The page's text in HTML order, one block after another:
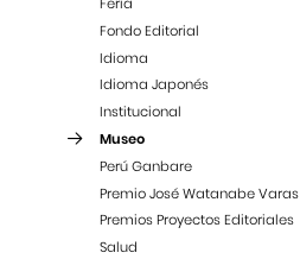
Fondo Editorial
Idioma
Idioma Japonés
Institucional
Museo
Perú Ganbare
Premio José Watanabe Varas
Premios Proyectos Editoriales
Salud